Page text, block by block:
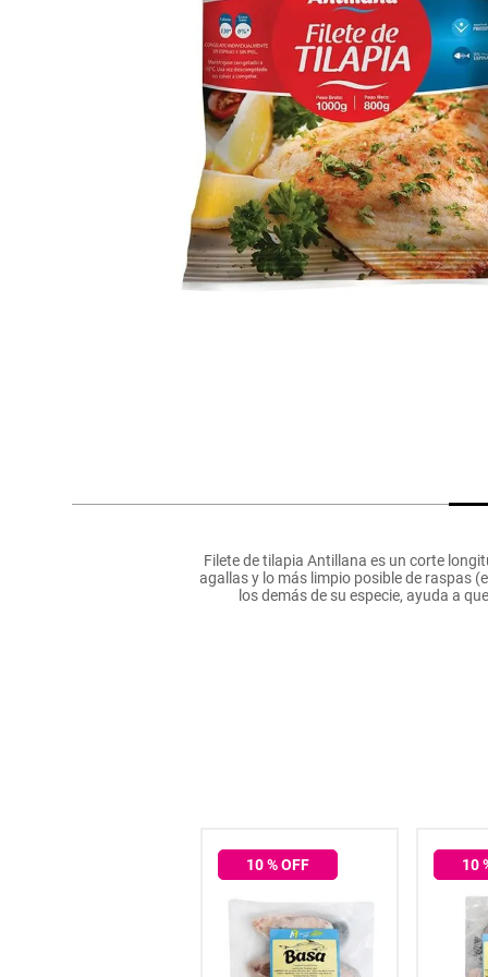
lácteos y refrigerados
cuidado del bebé
hogar
Filete de tilapia Antillana es un corte
agallas y lo más limpio posible de raspas
los demás de su especie, ayuda a
10% OFF 10
Mantequilla